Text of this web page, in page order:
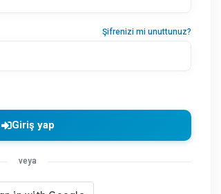
Şifrenizi mi unuttunuz?
Giriş yap
veya